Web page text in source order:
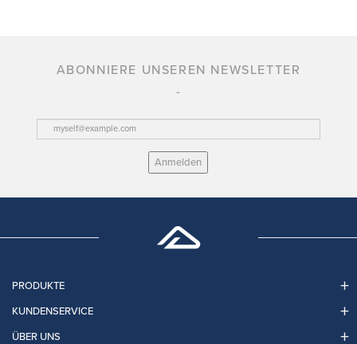
ABONNIERE UNSEREN NEWSLETTER
Anmelden
PRODUKTE
KUNDENSERVICE
ÜBER UNS